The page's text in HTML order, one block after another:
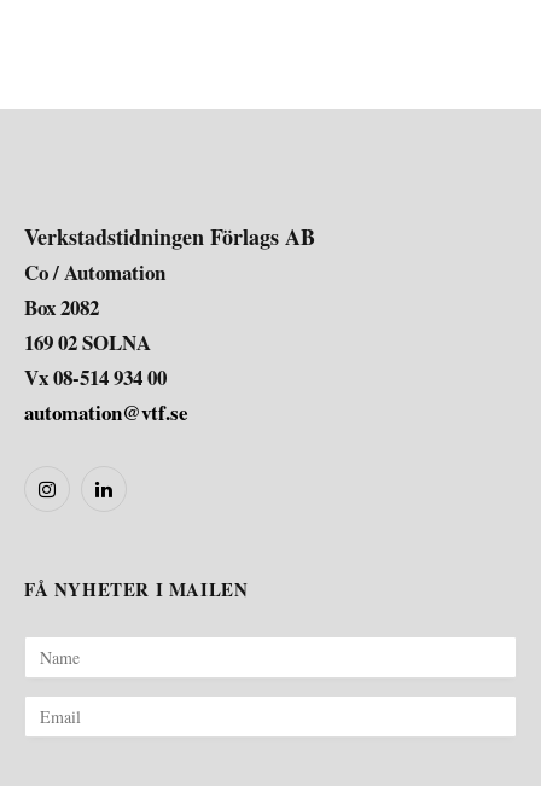
Verkstadstidningen Förlags AB
Co / Automation
Box 2082
169 02 SOLNA
Vx 08-514 934 00
automation@vtf.se
InstagramLinkedIn
FÅ NYHETER I MAILEN